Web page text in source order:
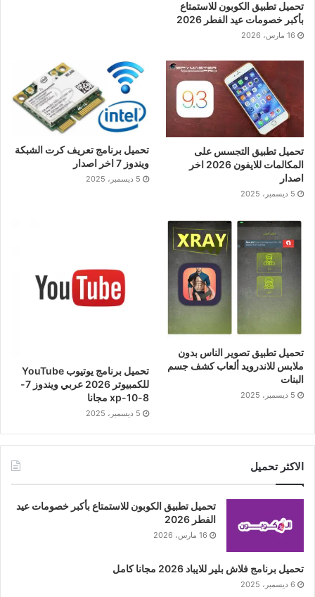
تحميل تطبيق الكوبون للاستمتاع
بأكبر خصومات عيد الفطر 2026
16 مارس، 2026
تحميل تطبيق التجسس على
المكالمات للايفون 2026 اخر
اصدار
5 ديسمبر، 2025
تحميل برنامج تعريف كرت الشبكة
ويندوز 7 اخر اصدار
5 ديسمبر، 2025
تحميل تطبيق تصوير الناس بدون
ملابس للاندرويد ألعاب كشف جسم
البنات
5 ديسمبر، 2025
تحميل برنامج يوتيوب YouTube
للكمبيوتر 2026 عربي ويندوز 7-
8-10-xp مجانا
5 ديسمبر، 2025
الاكثر تحميل
تحميل تطبيق الكوبون للاستمتاع بأكبر خصومات عيد
الفطر 2026
16 مارس، 2026
تحميل برنامج فلاش بلير للايباد 2026 مجانا كامل
6 ديسمبر، 2025